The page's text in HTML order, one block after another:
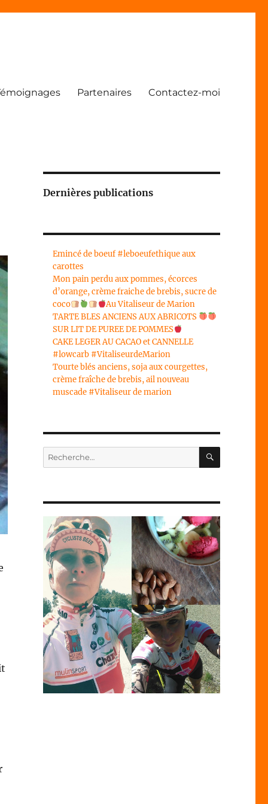
Partenaires Contactez-moi
Dernières publications
Emincé de boeuf #leboeufethique aux
carottes
Mon pain perdu aux pommes, écorces
d’orange, crème fraiche de brebis, sucre de
coco
Au Vitaliseur de Marion
TARTE BLES ANCIENS AUX ABRICOTS
SUR LIT DE PUREE DE POMMES
CAKE LEGER AU CACAO et CANNELLE
#lowcarb #VitaliseurdeMarion
Tourte blés anciens, soja aux courgettes,
crème fraîche de brebis, ail nouveau
muscade #Vitaliseur de marion
Recherche
pour :